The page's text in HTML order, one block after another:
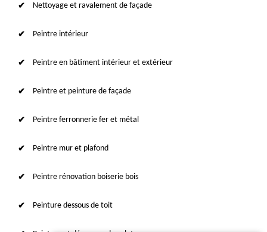
Nettoyage et ravalement de façade
Peintre intérieur
Peintre en bâtiment intérieur et extérieur
Peintre et peinture de façade
Peintre ferronnerie fer et métal
Peintre mur et plafond
Peintre rénovation boiserie bois
Peinture dessous de toit